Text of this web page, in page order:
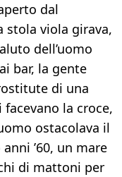
dal
stola viola girava,
dell’uomo
bar, la gente
di una
la croce,
ostacolava il
’60, un mare
di mattoni per